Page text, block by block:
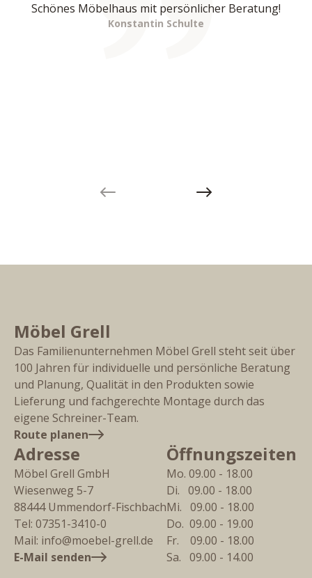
Schönes Möbelhaus mit persönlicher Beratung!
Konstantin Schulte
Next slide
Möbel Grell
Das Familienunternehmen Möbel Grell steht seit über
100 Jahren für individuelle und persönliche Beratung
und Planung, Qualität in den Produkten sowie
Lieferung und fachgerechte Montage durch das
eigene Schreiner-Team.
Route planen
Adresse
Möbel Grell GmbH
Wiesenweg 5-7
88444 Ummendorf-Fischbach
Tel: 07351-3410-0
Mail: info@moebel-grell.de
E-Mail senden
Öffnungszeiten
Mo. 09.00 - 18.00
Di.   09.00 - 18.00
Mi.   09.00 - 18.00
Do.  09.00 - 19.00
Fr.    09.00 - 18.00
Sa.   09.00 - 14.00